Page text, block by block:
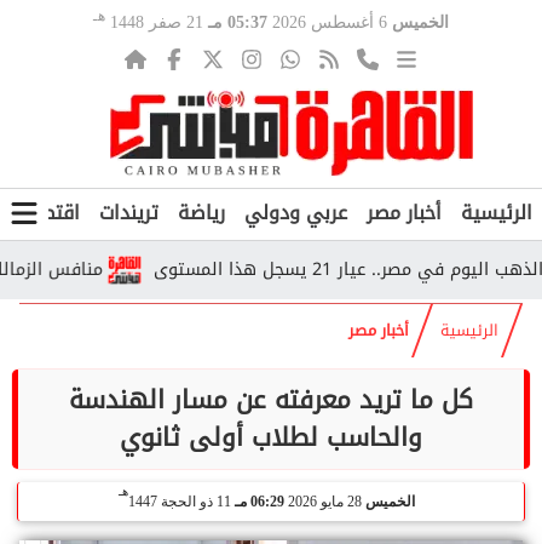
الخميس 05:37 مـ 21 صفر 1448 هـ
الرئيسية أخبار مصر عربي ودولي رياضة تريندات اقتصاد
منافس الزمالك عيار 21 يسجل هذا المستوى
الرئيسية أخبار مصر
كل ما تريد معرفته عن مسار الهندسة
والحاسب لطلاب أولى ثانوي
الخميس 28 مايو 2026 06:29 مـ 11 ذو الحجة 1447
هـ